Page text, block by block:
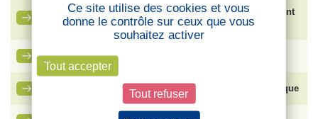
Vente de SFR : face aux risques de plan social, comment
protéger les salariés ?
La lettre des cadres – CFTC Cadres
Bouygues SA – Élection du Comité Social et Économique
Ce site utilise des cookies et vous
donne le contrôle sur ceux que vous
souhaitez activer
Tout accepter
Tout refuser